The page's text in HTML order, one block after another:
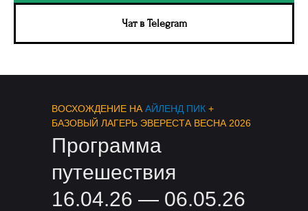
Чат в Telegram
Программа
путешествия
16.04.26 — 06.05.26
ВОСХОЖДЕНИЕ НА АЙЛЕНД ПИК +
БАЗОВЫЙ ЛАГЕРЬ ЭВЕРЕСТА ВЕСНА 2026